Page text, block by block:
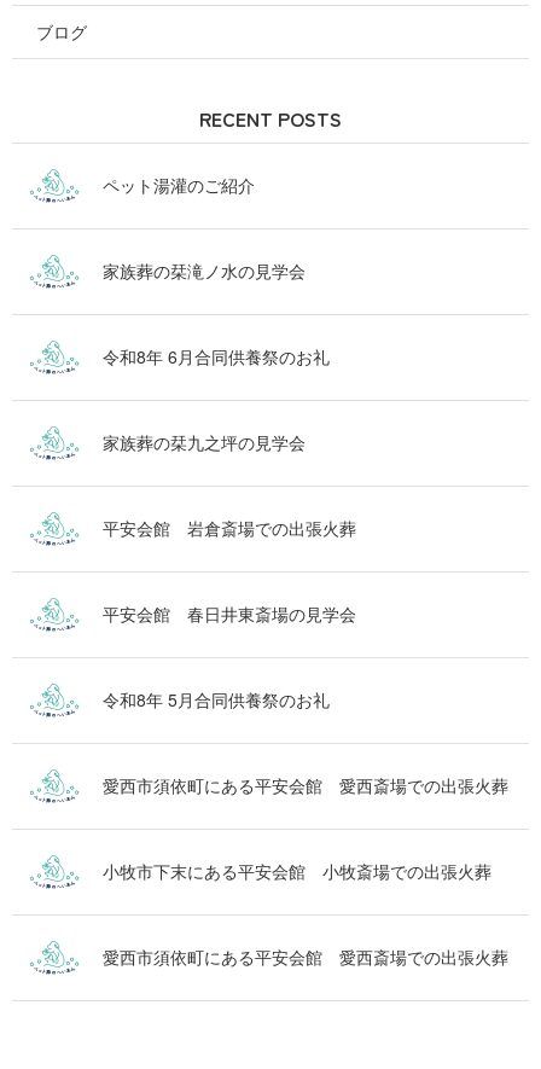
ブログ
RECENT POSTS
ペット湯灌のご紹介
家族葬の栞滝ノ水の見学会
令和8年 6月合同供養祭のお礼
家族葬の栞九之坪の見学会
平安会館 岩倉斎場での出張火葬
平安会館 春日井東斎場の見学会
令和8年 5月合同供養祭のお礼
愛西市須依町にある平安会館 愛西斎場での出張火葬
小牧市下末にある平安会館 小牧斎場での出張火葬
愛西市須依町にある平安会館 愛西斎場での出張火葬